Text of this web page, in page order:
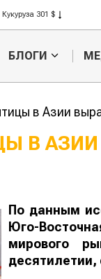
Кукуруза 301 $
Рис 408 $
БЛОГИ
в Азии
В АЗИИ
По данным
Юго-
мирового